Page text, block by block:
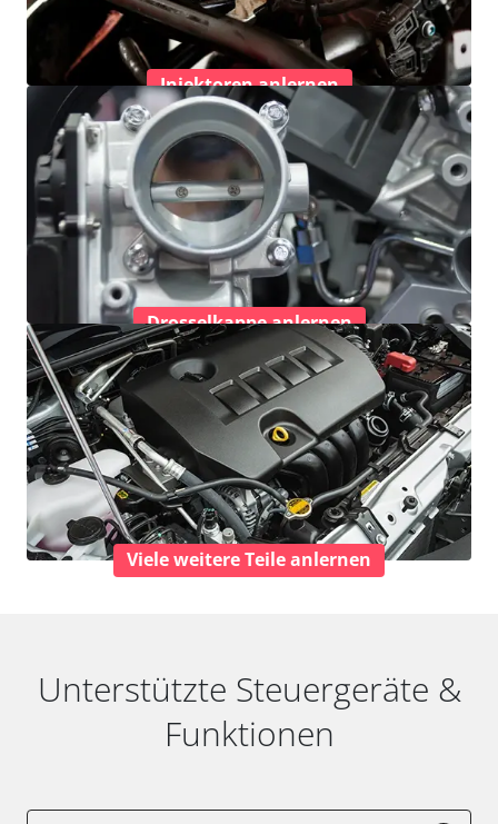
Injektoren anlernen
Drosselkappe anlernen
Viele weitere Teile anlernen
Unterstützte Steuergeräte &
Funktionen